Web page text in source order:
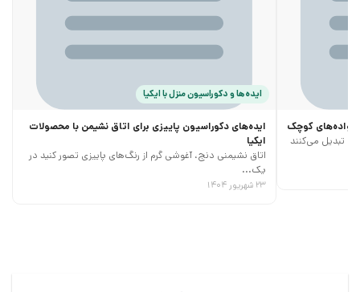
کوچک
تبدیل می‌کنند
ایده‌ها و دکوراسیون منزل با ایکیا
ایده‌های دکوراسیون پاییزی برای اتاق نشیمن با محصولات
ایکیا
اتاق نشیمنی دنج، آغوشی گرم از رنگ‌های پاییزی تصور کنید در
یک...
۲۳ شهریور ۱۴۰۴